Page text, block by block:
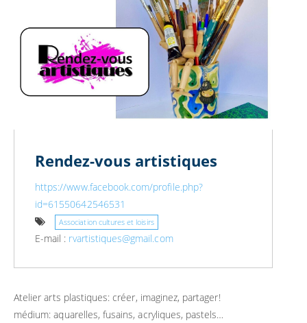
Rendez-vous artistiques
https://www.facebook.com/profile.php?
id=61550642546531
Association cultures et loisirs
E-mail : rvartistiques@gmail.com
Atelier arts plastiques: créer, imaginez, partager!
médium: aquarelles, fusains, acryliques, pastels…